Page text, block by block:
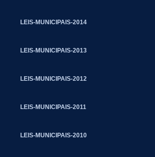
LEIS-MUNICIPAIS-2014
LEIS-MUNICIPAIS-2013
LEIS-MUNICIPAIS-2012
LEIS-MUNICIPAIS-2011
LEIS-MUNICIPAIS-2010